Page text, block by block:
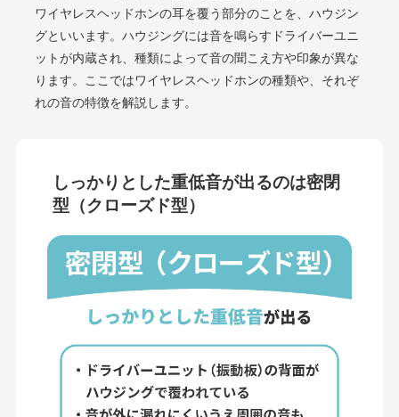
ワイヤレスヘッドホンの耳を覆う部分のことを、ハウジン
グといいます。ハウジングには音を鳴らすドライバーユニ
ットが内蔵され、種類によって音の聞こえ方や印象が異な
ります。ここではワイヤレスヘッドホンの種類や、それぞ
れの音の特徴を解説します。
しっかりとした重低音が出るのは密閉
型（クローズド型）